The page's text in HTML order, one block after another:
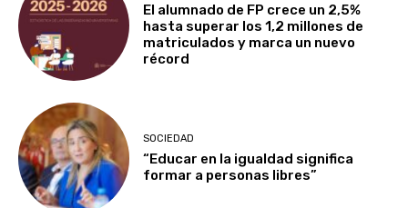
El alumnado de FP crece un 2,5%
hasta superar los 1,2 millones de
matriculados y marca un nuevo
récord
SOCIEDAD
“Educar en la igualdad significa
formar a personas libres”